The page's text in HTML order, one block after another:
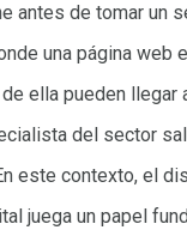
antes de tomar un
una página web
ella pueden llegar
del sector
este contexto, el
juega un papel